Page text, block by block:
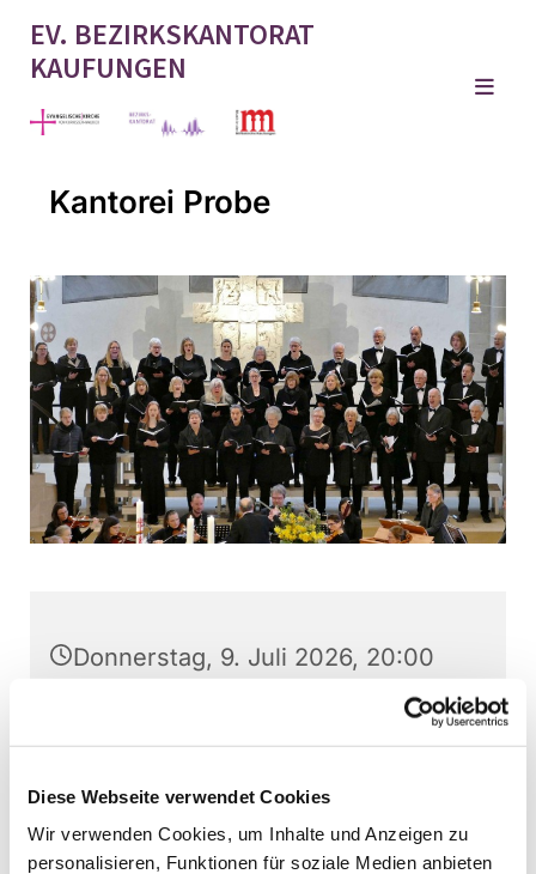
Diese Webseite verwendet Cookies
Wir verwenden Cookies, um Inhalte und Anzeigen zu
personalisieren, Funktionen für soziale Medien anbieten
EV. BEZIRKSKANTORAT
KAUFUNGEN
Kantorei Probe
Donnerstag, 9. Juli 2026, 20:00
Schulstraße 22, 34260 Kaufungen
Kaufunger Kantorei, Martin